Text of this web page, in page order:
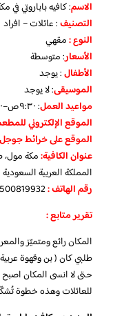
الاسم: كافيه باباروتي في
التصنيف: عائلات – افراد
النوع :مقهي
الأسعار:متوسطة
الأطفال:يوجد
الموسيقى:لا يوجد
مواعيد العمل: ٩:٣٠ص–١٢:٠٠ص
الموقع الإلكتروني
الموقع على خرائط جوجل
عنوان الكافية:
المملكة العربية السعودية
رقم الهاتف :
تقرير متابع :
المكان رائع ومتميّز
طلبي كان ( بن وقهوة
حتى لا انسى المكان
للعائلات وهذه خطوة